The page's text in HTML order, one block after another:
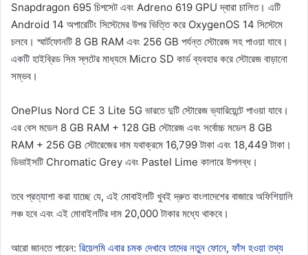
Snapdragon 695 চিপসেট এবং Adreno 619 GPU দ্বারা চালিত। এটি
Android 14 অপারেটিং সিস্টেমের উপর ভিত্তি করে OxygenOS 14 সিস্টেমে
চলবে। স্মার্টফোনটি 8 GB RAM এবং 256 GB পর্যন্ত স্টোরেজ সহ পাওয়া যাবে।
একটি হাইব্রিড সিম স্লটের মাধ্যমে Micro SD কার্ড ব্যবহার করে স্টোরেজ বাড়ানো
সম্ভব।
OnePlus Nord CE 3 Lite 5G ভারতে দুটি স্টোরেজ ভ্যারিয়েন্টে পাওয়া যাবে।
এর বেস মডেল 8 GB RAM + 128 GB স্টোরেজ এবং সর্বোচ্চ মডেল 8 GB
RAM + 256 GB স্টোরেজের দাম যথাক্রমে 16,799 টাকা এবং 18,449 টাকা।
ডিভাইসটি Chromatic Grey এবং Pastel Lime কালারে উপলব্ধ।
তবে প্রত্যাশা করা যাচ্ছে যে, এই মোবাইলটি খুবই দ্রুত বাংলাদেশের বাজারে অফিশিয়ালি
লঞ্চ হবে এবং এই মোবাইলটির দাম 20,000 টাকার মধ্যে থাকবে।
আরো জানতে পারেন: রিয়েলমি এবার চমক দেখাবে তাদের নতুন ফোনে, ফাঁস হওয়া তথ্য